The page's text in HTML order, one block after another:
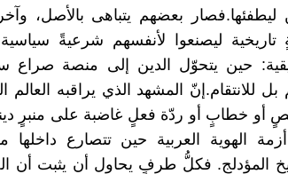
ليطفئها.فصار بعضهم يتباهى بالأصل،
تاريخية ليصنعوا لأنفسهم شرعيةً
حين يتحوّل الدين إلى منصة
بل للانتقام.إنّ المشهد الذي يراقبه
خطابٍ أو ردّة فعلٍ غاضبة على منبرٍ
الهوية العربية حين تتصارع داخلها
المؤدلج. فكلُّ طرفٍ يحاول أن يثبت أن